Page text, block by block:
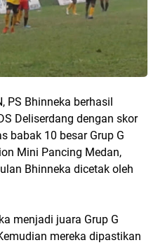
PS Bhinneka berhasil
Deliserdang dengan skor
babak 10 besar Grup G
Mini Pancing Medan,
Bhinneka dicetak oleh
menjadi juara Grup G
mereka dipastikan